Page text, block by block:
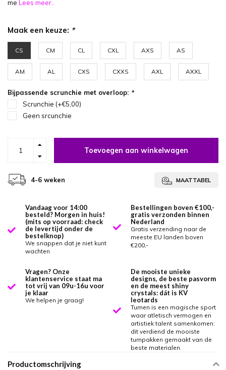
me Lees meer..
Maak een keuze: *
CS CM CL CXL AXS AS
AM AL CXS CXXS AXL AXXL
Bijpassende scrunchie met overloop: *
Scrunchie (+€5,00)
Geen srcunchie
Toevoegen aan winkelwagen
4-6 weken MAATTABEL
Vandaag voor 14:00
besteld? Morgen in huis!
(mits op voorraad: check
de levertijd onder de
bestelknop)
We snappen dat je niet kunt
wachten
Bestellingen boven €100,-
gratis verzonden binnen
Nederland
Gratis verzending naar de
meeste EU landen boven
€200,-
Vragen? Onze
klantenservice staat ma
tot vrij van 09u-16u voor
je klaar
We helpen je graag!
De mooiste unieke
designs, de beste pasvorm
en de meest shiny
crystals: dát is KV
leotards
Turnen is een magische sport
waar atletisch vermogen en
artistiek talent samenkomen:
dit verdiend de mooiste
turnpakken gemaakt van de
beste materialen.
Productomschrijving